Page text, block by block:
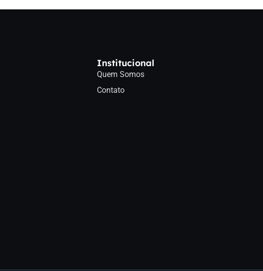
Institucional
Quem Somos
Contato